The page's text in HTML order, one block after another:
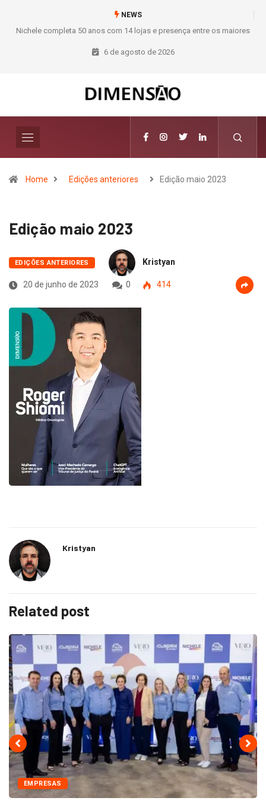
NEWS
presença entre os maiores
Moda deixa de seguir tendências e passa a
aposta na curadoria como
6 de agosto de 2026
Home Edições anteriores Edição maio 2023
Edição maio 2023
EDIÇÕES ANTERIORES Kristyan
20 de junho de 2023 0 414
Kristyan
Related post
EMPRESAS